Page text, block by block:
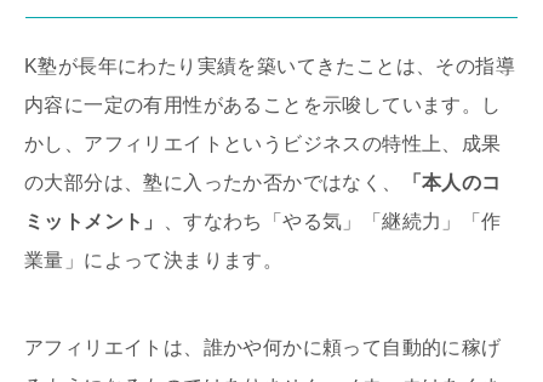
K塾が長年にわたり実績を築いてきたことは、その指導
内容に一定の有用性があることを示唆しています。し
かし、アフィリエイトというビジネスの特性上、成果
の大部分は、塾に入ったか否かではなく、
「本人のコ
ミットメント」
、すなわち「やる気」「継続力」「作
業量」によって決まります。
アフィリエイトは、誰かや何かに頼って自動的に稼げ